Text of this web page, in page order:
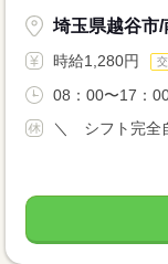
埼玉県越谷市/
時給1,280円
08：00〜17：
＼ シフト完全